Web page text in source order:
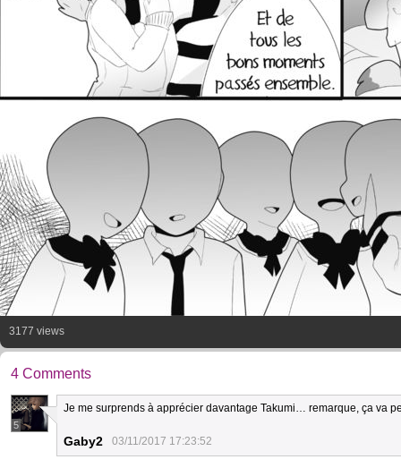
3177 views
4 Comments
5
Je me surprends à apprécier davantage Takumi… remarque, ça va
Gaby2 03/11/2017 17:23:52